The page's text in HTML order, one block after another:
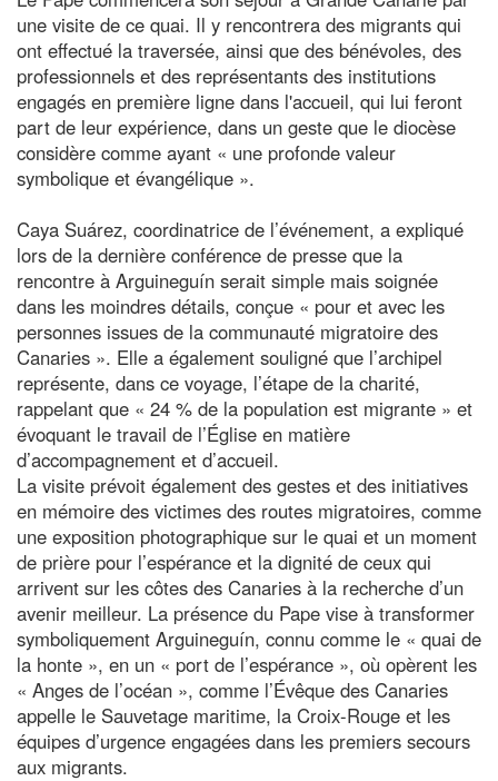
une visite de ce quai. Il y rencontrera des migrants qui
ont effectué la traversée, ainsi que des bénévoles, des
professionnels et des représentants des institutions
engagés en première ligne dans l'accueil, qui lui feront
part de leur expérience, dans un geste que le diocèse
considère comme ayant « une profonde valeur
symbolique et évangélique ».
Caya Suárez, coordinatrice de l’événement, a expliqué
lors de la dernière conférence de presse que la
rencontre à Arguineguín serait simple mais soignée
dans les moindres détails, conçue « pour et avec les
personnes issues de la communauté migratoire des
Canaries ». Elle a également souligné que l’archipel
représente, dans ce voyage, l’étape de la charité,
rappelant que « 24 % de la population est migrante » et
évoquant le travail de l’Église en matière
d’accompagnement et d’accueil.
La visite prévoit également des gestes et des initiatives
en mémoire des victimes des routes migratoires, comme
une exposition photographique sur le quai et un moment
de prière pour l’espérance et la dignité de ceux qui
arrivent sur les côtes des Canaries à la recherche d’un
avenir meilleur. La présence du Pape vise à transformer
symboliquement Arguineguín, connu comme le « quai de
la honte », en un « port de l’espérance », où opèrent les
« Anges de l’océan », comme l’Évêque des Canaries
appelle le Sauvetage maritime, la Croix-Rouge et les
équipes d’urgence engagées dans les premiers secours
aux migrants.